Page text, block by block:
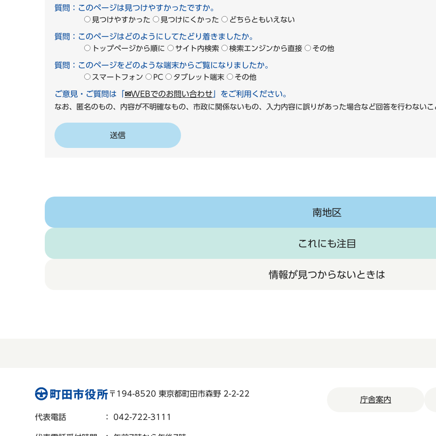
質問：このページは見つけやすかったですか。
見つけやすかった 見つけにくかった どちらともいえない
質問：このページはどのようにしてたどり着きましたか。
トップページから順に サイト内検索 検索エンジンから直接 その他
質問：このページをどのような端末からご覧になりましたか。
スマートフォン PC タブレット端末 その他
ご意見・ご質問は「 ✉WEBでのお問い合わせ 」をご利用ください。
なお、匿名のもの、内容が不明確なもの、市政に関係ないもの、入力内容に誤りがあった場合など回答を行わな
南地区
これにも注目
情報が見つからないときは
〒194-8520 東京都町田市森野 2-2-22
代表電話 ： 042-722-3111
庁舎案内